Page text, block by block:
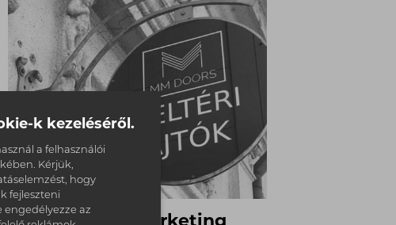
k kezeléséről.
a felhasználói
Kérjük,
hogy
fejleszteni
engedélyezze az